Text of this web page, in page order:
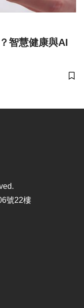
智慧健康與AI
儲
號22樓